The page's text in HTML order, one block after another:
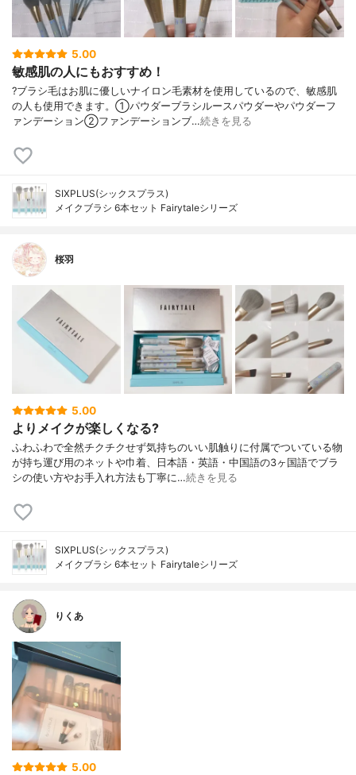
5.00
敏感肌の人にもおすすめ！
?ブラシ毛はお肌に優しいナイロン毛素材を使用しているので、敏感肌
の人も使用できます。①パウダーブラシルースパウダーやパウダーフ
ァンデーション②ファンデーションブ…続きを見る
SIXPLUS(シックスプラス)
メイクブラシ 6本セット Fairytaleシリーズ
桜羽
5.00
よりメイクが楽しくなる?
ふわふわで全然チクチクせず気持ちのいい肌触りに付属でついている物
が持ち運び用のネットや巾着、日本語・英語・中国語の3ヶ国語でブラ
シの使い方やお手入れ方法も丁寧に…続きを見る
SIXPLUS(シックスプラス)
メイクブラシ 6本セット Fairytaleシリーズ
りくあ
5.00